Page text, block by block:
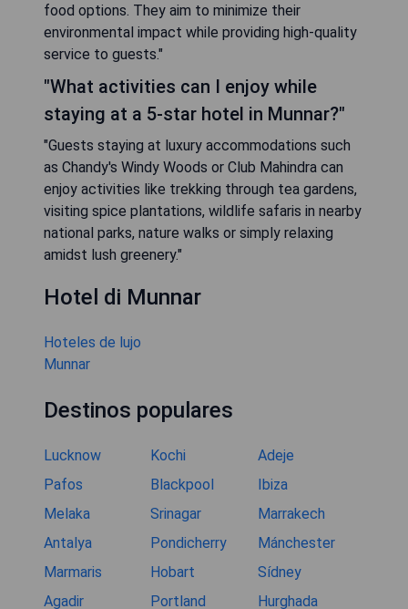
food options. They aim to minimize their
environmental impact while providing high-quality
service to guests."
"What activities can I enjoy while
staying at a 5-star hotel in Munnar?"
"Guests staying at luxury accommodations such
as Chandy's Windy Woods or Club Mahindra can
enjoy activities like trekking through tea gardens,
visiting spice plantations, wildlife safaris in nearby
national parks, nature walks or simply relaxing
amidst lush greenery."
Hotel di Munnar
Hoteles de lujo
Munnar
Destinos populares
Lucknow Kochi
Adeje
Pafos
Blackpool
Ibiza
Melaka
Srinagar
Marrakech
Antalya
Pondicherry
Mánchester
Marmaris
Hobart
Sídney
Agadir
Portland Hurghada